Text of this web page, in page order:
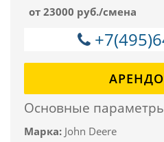
от 23000 руб./смена
Основные
Марка: John Deere